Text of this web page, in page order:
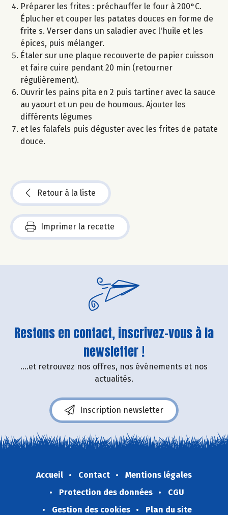
Préparer les frites : préchauffer le four à 200°C.
Éplucher et couper les patates douces en forme de
frite s. Verser dans un saladier avec l'huile et les
épices, puis mélanger.
Étaler sur une plaque recouverte de papier cuisson
et faire cuire pendant 20 min (retourner
régulièrement).
Ouvrir les pains pita en 2 puis tartiner avec la sauce
au yaourt et un peu de houmous. Ajouter les
différents légumes
et les falafels puis déguster avec les frites de patate
douce.
Retour à la liste
Imprimer la recette
Restons en contact, inscrivez-vous à la
newsletter !
....et retrouvez nos offres, nos événements et nos
actualités.
Inscription newsletter
Accueil Contact
Mentions légales
Protection des données
CGU
Gestion des cookies
Plan du site